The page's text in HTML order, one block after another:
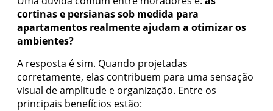
cortinas e persianas sob medida para
apartamentos realmente ajudam a otimizar os
ambientes?
A resposta é sim. Quando projetadas
corretamente, elas contribuem para uma sensação
visual de amplitude e organização. Entre os
principais benefícios estão: